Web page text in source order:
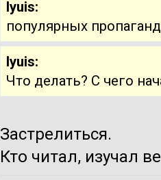
lyuis:
популярных
lyuis:
Что делать? С чего
Застрелиться.
Кто читал, изучал